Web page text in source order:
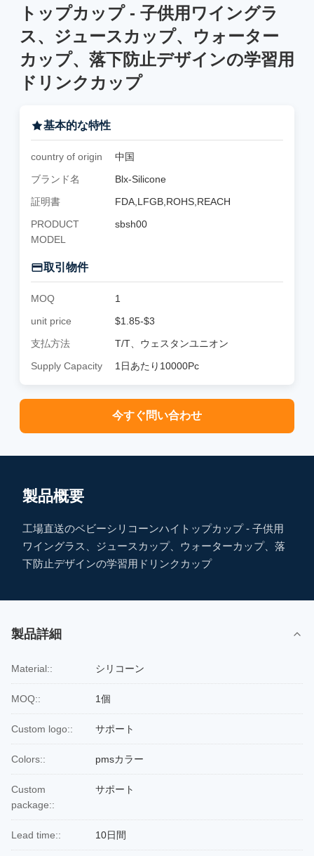
トップカップ - 子供用ワイングラ
ス、ジュースカップ、ウォーター
カップ、落下防止デザインの学習用
ドリンクカップ
基本的な特性
country of origin
中国
ブランド名
Blx-Silicone
証明書
FDA,LFGB,ROHS,REACH
PRODUCT
MODEL
sbsh00
取引物件
MOQ
1
unit price
$1.85-$3
支払方法
T/T、ウェスタンユニオン
Supply Capacity
1日あたり10000Pc
今すぐ問い合わせ
製品概要
工場直送のベビーシリコーンハイトップカップ - 子供用
ワイングラス、ジュースカップ、ウォーターカップ、落
下防止デザインの学習用ドリンクカップ
製品詳細
Material:: シリコーン
MOQ:: 1個
Custom logo:: サポート
Colors:: pmsカラー
Custom
package::
サポート
Lead time:: 10日間